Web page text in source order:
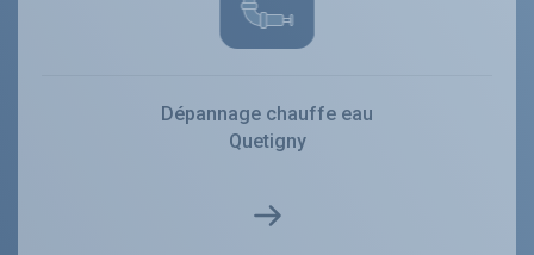
Dépannage chauffe eau
Quetigny